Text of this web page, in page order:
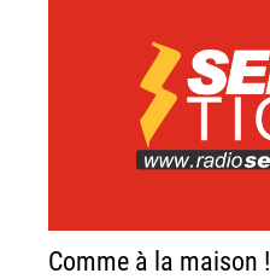
Comme à la maison !